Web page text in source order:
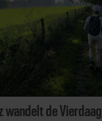
wandelt de